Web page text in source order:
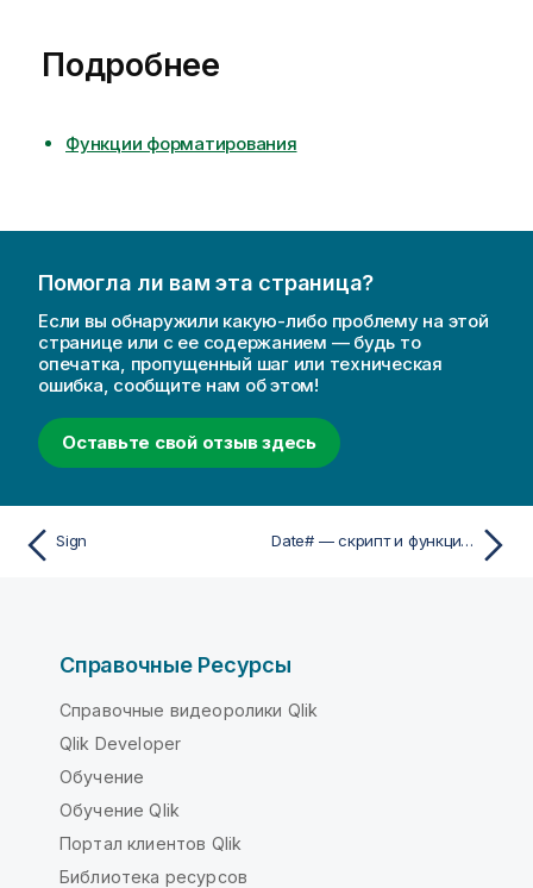
Подробнее
Функции форматирования
Помогла ли вам эта страница?
Если вы обнаружили какую-либо проблему на этой
странице или с ее содержанием — будь то
опечатка, пропущенный шаг или техническая
ошибка, сообщите нам об этом!
Оставьте свой отзыв здесь
Sign Date# — скрипт и функция диаграммы
Справочные Ресурсы
Справочные видеоролики Qlik
Qlik Developer
Обучение
Обучение Qlik
Портал клиентов Qlik
Библиотека ресурсов